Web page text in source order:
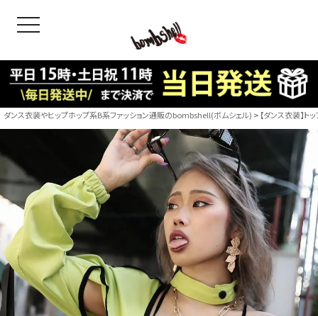
toggle navigation
B/bomb
ダンス衣装やヒップホップ系B系ファッション通販のbombshell(ボムシェル) 【ダンス衣装】ト